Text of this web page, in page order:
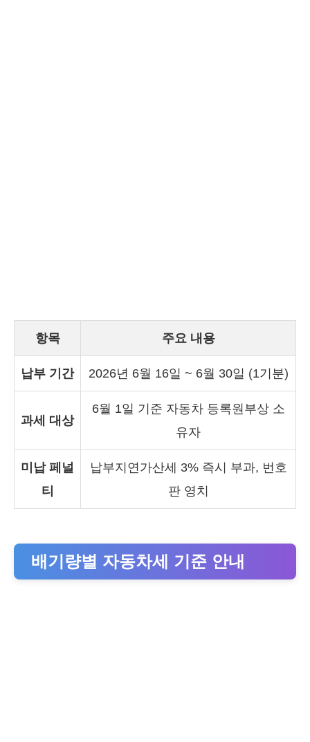
항목 주요 내용
납부 기간 2026년 6월 16일 ~ 6월 30일 (1기분)
과세 대상
6월 1일 기준 자동차 등록원부상 소
유자
미납 페널
티
납부지연가산세 3% 즉시 부과, 번호
판 영치
배기량별 자동차세 기준 안내